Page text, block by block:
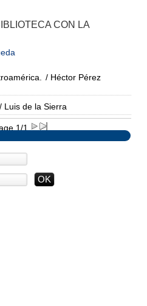
CON LA
/ Héctor Pérez
/ Luis de la Sierra
1/1